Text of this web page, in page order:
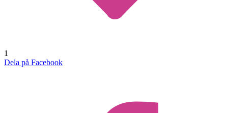
1
Dela på Facebook